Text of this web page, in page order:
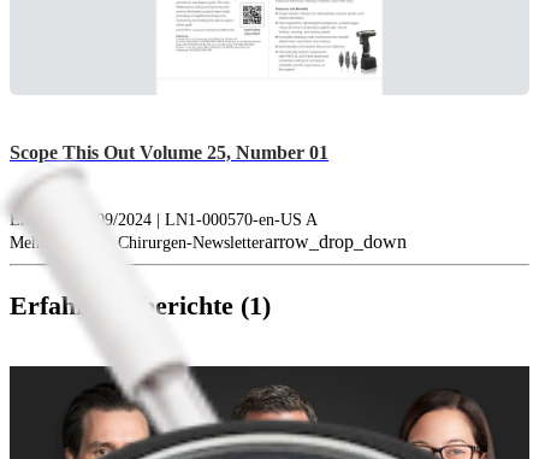
Scope This Out Volume 25, Number 01
English | 02/09/2024 | LN1-000570-en-US A
Mehr Anzeigen Chirurgen-Newsletterarrow_drop_down
Erfahrungsberichte (1)